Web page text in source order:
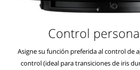
Control
Asigne su función preferida al control de
control (ideal para transiciones de iris